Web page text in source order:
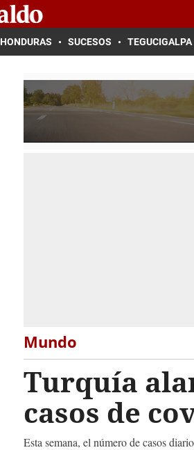
HONDURAS SUCESOS TEGUCIGALPA
Mundo
Turquía
casos de
Esta semana, el número de casos